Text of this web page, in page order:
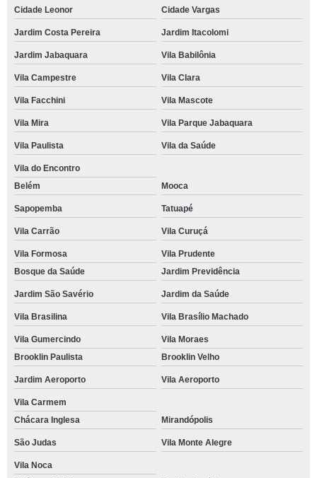
Cidade Leonor Cidade Vargas
Jardim Costa Pereira Jardim Itacolomi
Jardim Jabaquara Vila Babilônia
Vila Campestre Vila Clara
Vila Facchini Vila Mascote
Vila Mira Vila Parque Jabaquara
Vila Paulista Vila da Saúde
Vila do Encontro
Belém
Mooca
Sapopemba Tatuapé
Vila Carrão Vila Curuçá
Vila Formosa
Vila Prudente
Bosque da Saúde
Jardim Previdência
Jardim São Savério Jardim da Saúde
Vila Brasilina Vila Brasílio Machado
Vila Gumercindo
Vila Moraes
Brooklin Paulista
Brooklin Velho
Jardim Aeroporto Vila Aeroporto
Vila Carmem
Chácara Inglesa
Mirandópolis
São Judas Vila Monte Alegre
Vila Noca